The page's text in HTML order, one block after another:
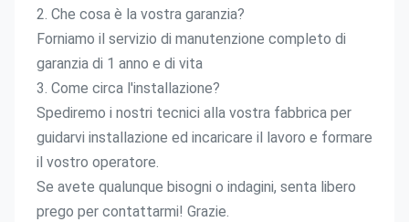
2. Che cosa è la vostra garanzia?
Forniamo il servizio di manutenzione completo di
garanzia di 1 anno e di vita
3. Come circa l'installazione?
Spediremo i nostri tecnici alla vostra fabbrica per
guidarvi installazione ed incaricare il lavoro e formare
il vostro operatore.
Se avete qualunque bisogni o indagini, senta libero
prego per contattarmi! Grazie.